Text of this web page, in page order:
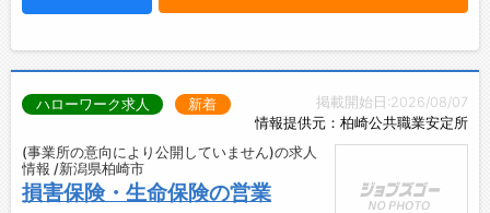
掲載開始日:2026/08/07
情報提供元：柏崎公共職業安定所
ハローワーク求人 新着
(事業所の意向により公開していません)の求人
情報 /新潟県柏崎市
損害保険・生命保険の営業